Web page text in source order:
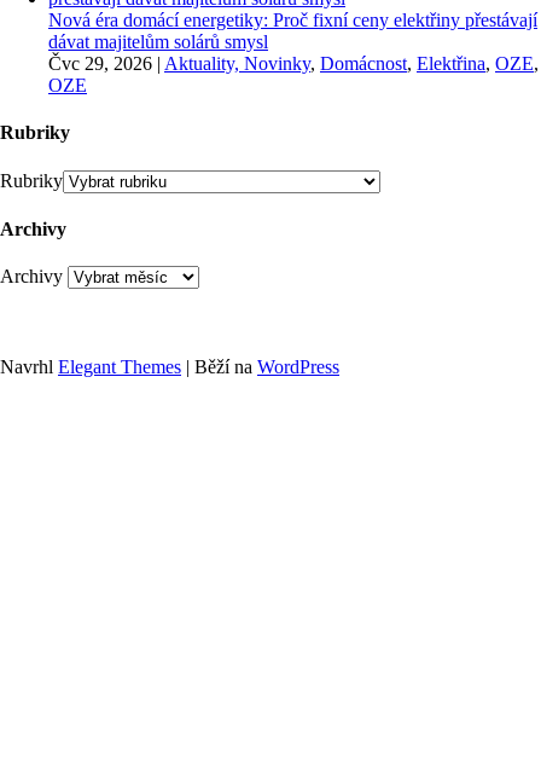
Nová éra domácí energetiky: Proč fixní ceny elektřiny přestávají
dávat majitelům solárů smysl
Čvc 29, 2026 | Aktuality, Novinky, Domácnost, Elektřina, OZE,
OZE
Rubriky
Rubriky
Archivy
Archivy
Navrhl Elegant Themes | Běží na WordPress